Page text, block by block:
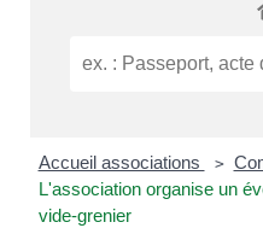
Accueil associations >
L'association organise un
vide-grenier